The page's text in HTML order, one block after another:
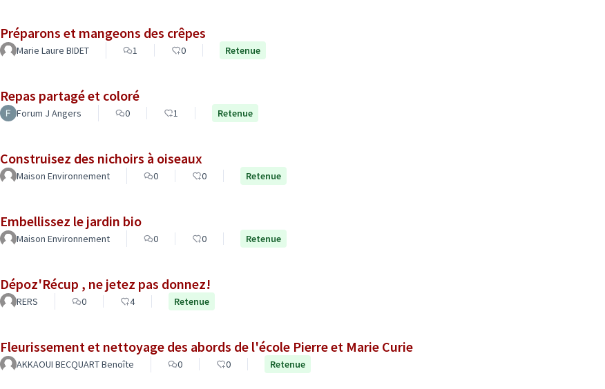
Préparons et mangeons des crêpes
Marie Laure BIDET 1 0 Retenue
Repas partagé et coloré
Forum J Angers 0 1 Retenue
Construisez des nichoirs à oiseaux
Maison Environnement 0 0 Retenue
Embellissez le jardin bio
Maison Environnement 0 0 Retenue
Dépoz'Récup , ne jetez pas donnez!
RERS 0 4 Retenue
Fleurissement et nettoyage des abords de l'école Pierre et Marie Curie
AKKAOUI BECQUART Benoîte 0 0 Retenue